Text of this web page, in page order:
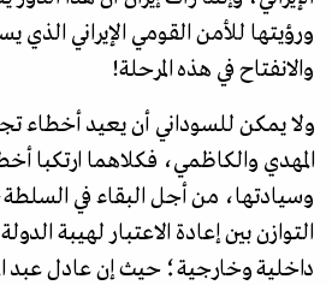
ورؤيتها للأمن القومي الإيراني الذي
والانفتاح في هذه المرحلة!
ولا يمكن للسوداني أن يعيد أخطاء
المهدي والكاظمي، فكلاهما ارتكبا
وسيادتها، من أجل البقاء في
التوازن بين إعادة الاعتبار لهيبة
داخلية وخارجية؛ حيث إن عادل عبد